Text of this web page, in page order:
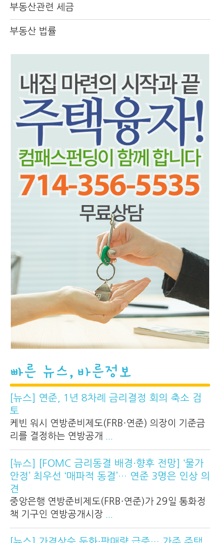
부동산관련 세금
부동산 법률
빠른 뉴스, 바른정보
[뉴스] 연준, 1년 8차례 금리결정 회의 축소 검
토
케빈 워시 연방준비제도(FRB·연준) 의장이 기준금
리를 결정하는 연방공개
[뉴스] [FOMC 금리동결 배경·향후 전망] ‘물가
안정’ 최우선 ‘매파적 동결’… 연준 3명은 인상 의
견
중앙은행 연방준비제도(FRB·연준)가 29일 통화정
책 기구인 연방공개시장